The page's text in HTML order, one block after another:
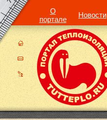
О
портале
Новости